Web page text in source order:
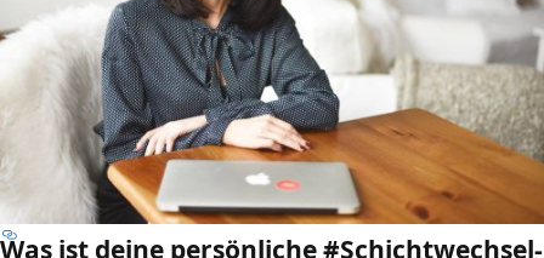
Was ist deine persönliche #Schichtwechsel-